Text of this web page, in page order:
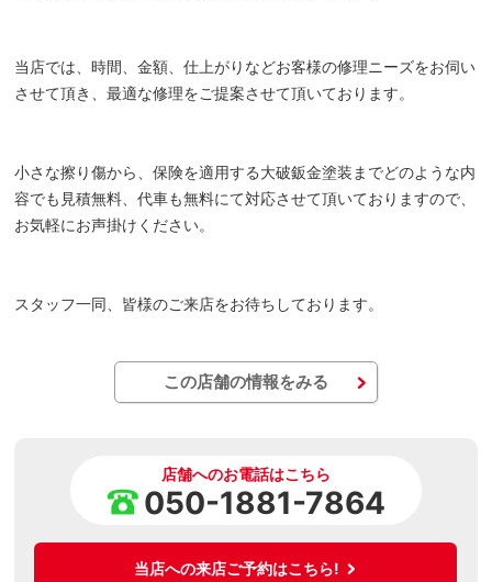
当店では、時間、金額、仕上がりなどお客様の修理ニーズをお伺い
させて頂き、最適な修理をご提案させて頂いております。
小さな擦り傷から、保険を適用する大破鈑金塗装までどのような内
容でも見積無料、代車も無料にて対応させて頂いておりますので、
お気軽にお声掛けください。
スタッフ一同、皆様のご来店をお待ちしております。
この店舗の情報をみる
店舗へのお電話はこちら
050-1881-7864
当店への来店ご予約はこちら!